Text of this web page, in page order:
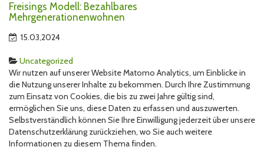
Freisings Modell: Bezahlbares
Mehrgenerationenwohnen
15.03,2024
Uncategorized
Wir nutzen auf unserer Website Matomo Analytics, um Einblicke in
die Nutzung unserer Inhalte zu bekommen. Durch Ihre Zustimmung
zum Einsatz von Cookies, die bis zu zwei Jahre gültig sind,
ermöglichen Sie uns, diese Daten zu erfassen und auszuwerten.
Selbstverständlich können Sie Ihre Einwilligung jederzeit über unsere
Datenschutzerklärung zurückziehen, wo Sie auch weitere
Informationen zu diesem Thema finden.